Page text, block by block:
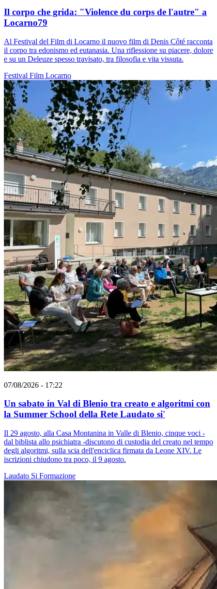
Il corpo che grida: "Violence du corps de l'autre" a
Locarno79
Al Festival del Film di Locarno il nuovo film di Denis Côté racconta
il corpo tra edonismo ed eutanasia. Una riflessione su piacere, dolore
e su un Deleuze spesso travisato, tra filosofia e vita vissuta.
Festival Film Locarno
07/08/2026 - 17:22
Un sabato in Val di Blenio tra creato e algoritmi con
la Summer School della Rete Laudato si'
Il 29 agosto, alla Casa Montanina in Valle di Blenio, cinque voci -
dal biblista allo psichiatra -discutono di custodia del creato nel tempo
degli algoritmi, sulla scia dell'enciclica firmata da Leone XIV. Le
iscrizioni chiudono tra poco, il 9 agosto.
Laudato Si Formazione